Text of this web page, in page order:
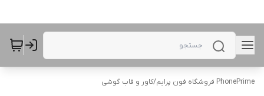
PhonePrime فروشگاه فون پرایم /کاور و قاب گوشی